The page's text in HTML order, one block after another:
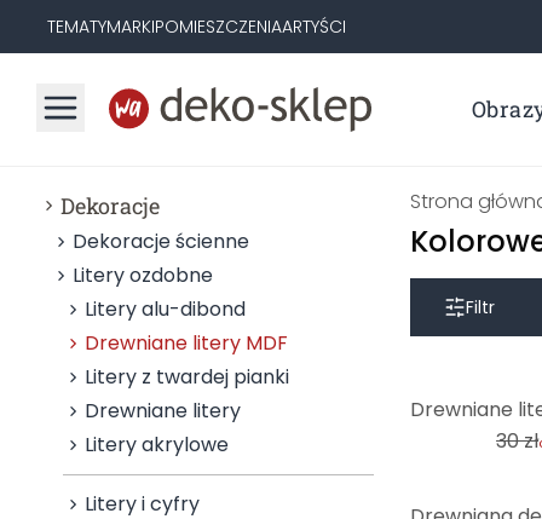
TEMATYMARKIPOMIESZCZENIAARTYŚCI
Dekoracje
Dekoracje ścienne
Litery ozdobne
Litery alu-dibond
Drewniane litery MDF
Litery z twardej pianki
Drewniane litery
Litery akrylowe
Litery i cyfry
Strona
Filtr
30 zł